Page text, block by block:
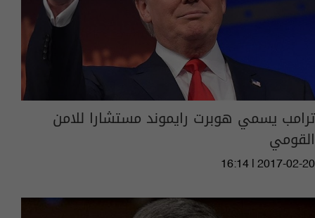
ترامب يسمي هوبرت رايموند مستشارا للامن
القومي
16:14 | 2017-02-20